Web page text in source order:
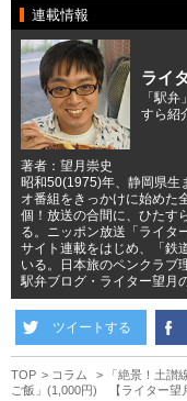
連載情報
ライ
「駅
すら紹
著者：望月崇史
昭和50(1975)年、静岡県生
オ番組をきっかけに始めた
個！放送の合間に、ひたす
る。ニッポン放送「ライタ
サイト連載をはじめ、「鉄
いる。日本旅のペンクラブ
駅弁ブログ・ライター望月
ツイートする
TOP コラム
「絶景！土讃
ご飯」(1,000円) 【ライター望